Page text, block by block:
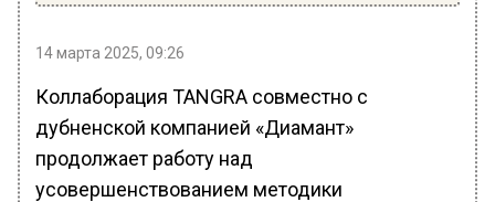
14 марта 2025, 09:26
Коллаборация TANGRA совместно с
дубненской компанией «Диамант»
продолжает работу над
усовершенствованием методики